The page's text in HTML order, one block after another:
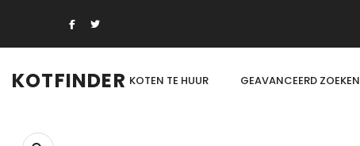
KOTFINDER KOTEN TE HUUR GEAVANCEERD ZOEKEN